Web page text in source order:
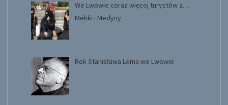
We Lwowie coraz więcej turystów z…
Mekki i Medyny
Rok Stanisława Lema we Lwowie